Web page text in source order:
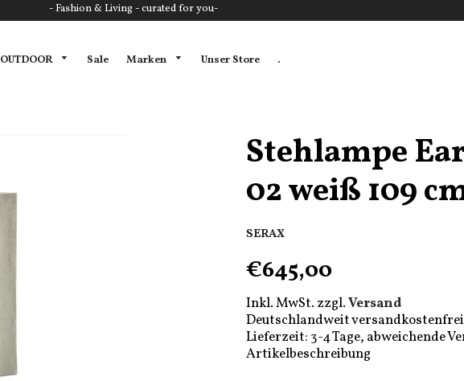
- Fashion & Living - curated for you-
OUTDOOR Sale Marken Unser Store .
Stehlampe
02 weiß 109
SERAX
€645,00
Inkl. MwSt. zzgl.Versand
Deutschlandweit versandkostenfrei
Lieferzeit: 3-4 Tage, abweichende
Artikelbeschreibung